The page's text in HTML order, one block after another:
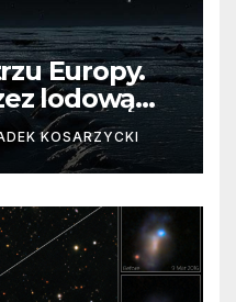
Europy.
lodową
KOSARZYCKI